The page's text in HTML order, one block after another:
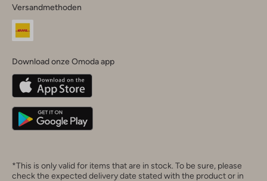
dein
Land
Belgique(Français)
Deutschland
Versandmethoden
Download onze Omoda app
*This is only valid for items that are in stock. To be sure, please
check the expected delivery date stated with the product or in